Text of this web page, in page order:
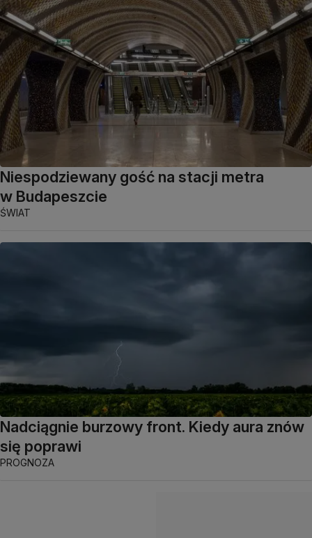
Niespodziewany gość na stacji metra
w Budapeszcie
ŚWIAT
Nadciągnie burzowy front. Kiedy aura znów
się poprawi
PROGNOZA